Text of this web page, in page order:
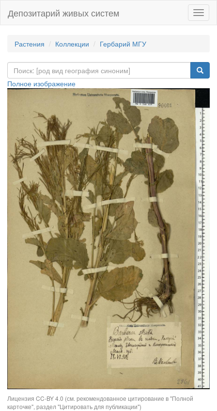
Депозитарий живых систем
Растения Коллекции Гербарий МГУ
Полное изображение
Лицензия CC-BY 4.0 (см. рекомендованное цитирование в "Полной
карточке", раздел "Цитировать для публикации")